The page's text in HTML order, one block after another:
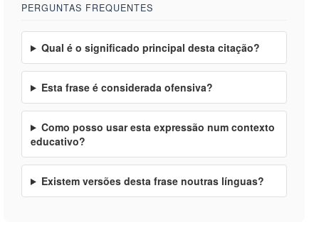
PERGUNTAS FREQUENTES
Qual é o significado principal desta citação?
Esta frase é considerada ofensiva?
Como posso usar esta expressão num contexto
educativo?
Existem versões desta frase noutras línguas?